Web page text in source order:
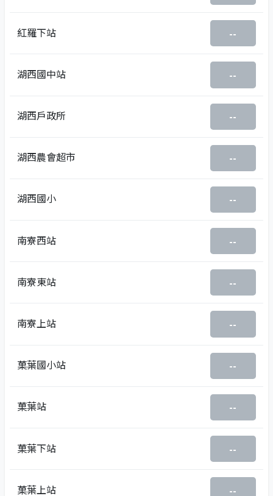
紅羅下站 --
湖西國中站 --
湖西戶政所 --
湖西農會超市 --
湖西國小 --
南寮西站 --
南寮東站 --
南寮上站 --
菓葉國小站 --
菓葉站 --
菓葉下站 --
菓葉上站 --